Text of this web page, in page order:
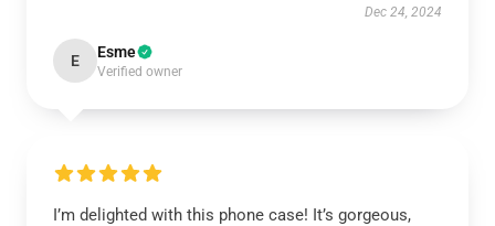
Dec 24, 2024
E Esme
Verified owner
I’m delighted with this phone case! It’s gorgeous,